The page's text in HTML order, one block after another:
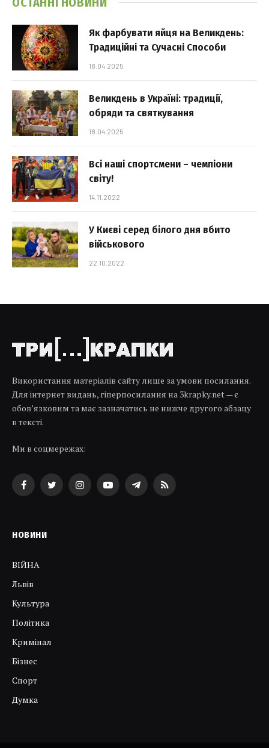
Як фарбувати яйця на Великдень:
Традиційні та Сучасні Способи
18.04.2025
Великдень в Україні: традиції,
обряди та святкування
18.04.2025
Всі наші спортсмени – чемпіони
світу!
14.11.2022
У Києві серед білого дня вбито
військового
22.10.2022
Використання матеріалів сайту лише за умови посилання.
Для інтернет видань, гіперпосилання на 3krapky.net — є
обов’язковим та має зазначатись не нижче другого абзацу
в тексті.
Ми в соцмережах:
FacebookTwitterInstagramYouTubeTelegramRSS
НОВИНИ
ВІЙНА
Львів
Культура
Політика
Кримінал
Бізнес
Спорт
Думка